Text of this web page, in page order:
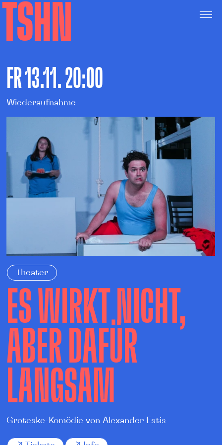
TSHN
FR 13.11. 20:00
Wiederaufnahme
Theater
ES WIRKT NICHT,
ABER DAFÜR
LANGSAM
Groteske-Komödie von Alexander Estis